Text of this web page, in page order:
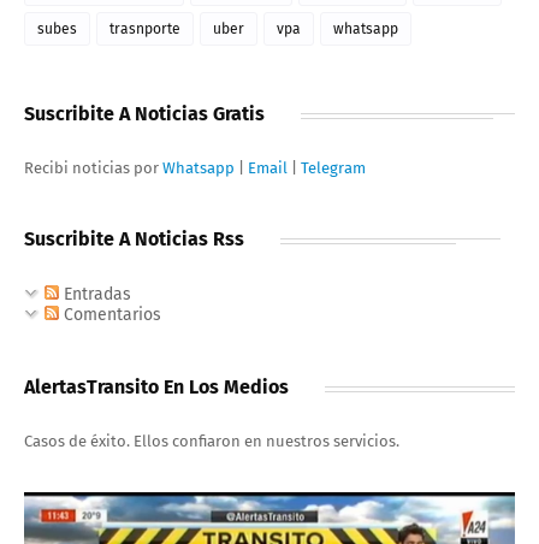
subes trasnporte uber vpa whatsapp
Suscribite A Noticias Gratis
Recibi noticias por Whatsapp Email Telegram
Suscribite A Noticias Rss
Entradas
Comentarios
AlertasTransito En Los Medios
Casos de éxito. Ellos confiaron en nuestros servicios.